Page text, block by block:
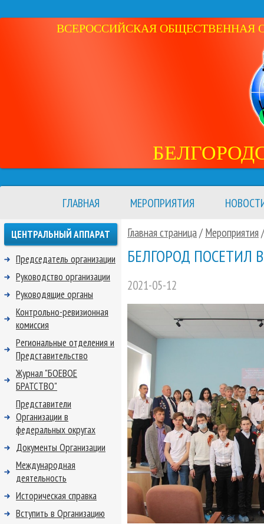
ВСЕРОССИЙСКАЯ ОБЩЕСТВЕННАЯ
ГЛАВНАЯ МЕРОПРИЯТИЯ
Главная страница/ Мероприятия
БЕЛГОРОД ПОСЕТИЛ
2021-05-12
ЦЕНТРАЛЬНЫЙ АППАРАТ
Председатель организации
Руководство организации
Руководящие органы
Контрольно-ревизионная
комиссия
Региональные отделения и
Представительство
Журнал "БОЕВОЕ
БРАТСТВО"
Представители
Организации в
федеральных округах
Документы Организации
Международная
деятельность
Историческая справка
Вступить в Организацию